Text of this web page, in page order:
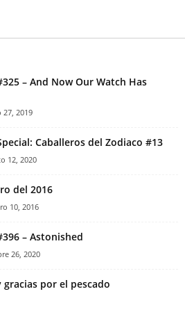
– And Now Our Watch Has
27, 2019
Caballeros del Zodiaco #13
12, 2020
del 2016
10, 2016
– Astonished
26, 2020
por el pescado